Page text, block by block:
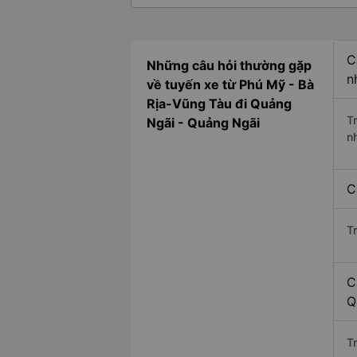
Những câu hỏi thường gặp
về tuyến xe từ Phú Mỹ - Bà
Rịa-Vũng Tàu đi Quảng
Ngãi - Quảng Ngãi